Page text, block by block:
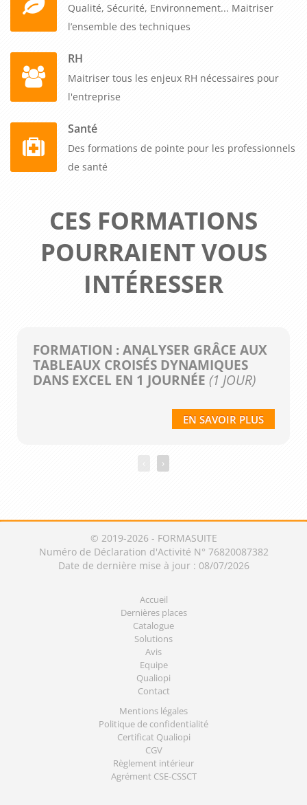
Qualité, Sécurité, Environnement... Maitriser
l’ensemble des techniques
RH
Maitriser tous les enjeux RH nécessaires pour
l'entreprise
Santé
Des formations de pointe pour les professionnels
de santé
CES FORMATIONS
POURRAIENT VOUS
INTÉRESSER
FORMATION : ANALYSER GRÂCE AUX
TABLEAUX CROISÉS DYNAMIQUES
DANS EXCEL EN 1 JOURNÉE (1 JOUR)
EN SAVOIR PLUS
›
© 2019-2026 - FORMASUITE
Numéro de Déclaration d'Activité N° 76820087382
Date de dernière mise à jour : 08/07/2026
Accueil
Dernières places
Catalogue
Solutions
Avis
Equipe
Qualiopi
Contact
Mentions légales
Politique de confidentialité
Certificat Qualiopi
CGV
Règlement intérieur
Agrément CSE-CSSCT